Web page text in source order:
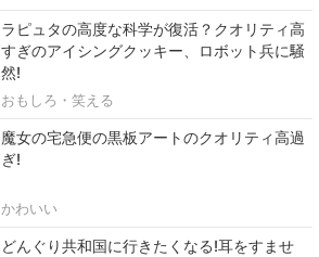
ラピュタの高度な科学が復活？クオリティ高
すぎのアイシングクッキー、ロボット兵に騒
然!
おもしろ・笑える
魔女の宅急便の黒板アートのクオリティ高過
ぎ!
かわいい
どんぐり共和国に行きたくなる!耳をすませ